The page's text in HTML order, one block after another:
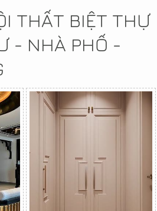
THẤT BIỆT THỰ
- NHÀ PHỐ -